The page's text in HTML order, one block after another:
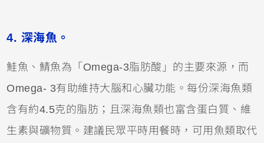
4. 深海魚。
鮭魚、鯖魚為「Omega-3脂肪酸」的主要來源，而
Omega- 3有助維持大腦和心臟功能。每份深海魚類
含有約4.5克的脂肪；且深海魚類也富含蛋白質、維
生素與礦物質。建議民眾平時用餐時，可用魚類取代